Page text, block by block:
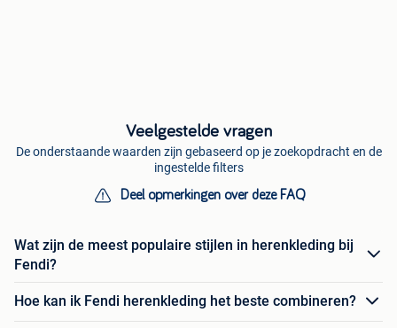
Veelgestelde vragen
De onderstaande waarden zijn gebaseerd op je zoekopdracht en de
ingestelde filters
Deel opmerkingen over deze FAQ
Wat zijn de meest populaire stijlen in herenkleding bij
Fendi?
Hoe kan ik Fendi herenkleding het beste combineren?